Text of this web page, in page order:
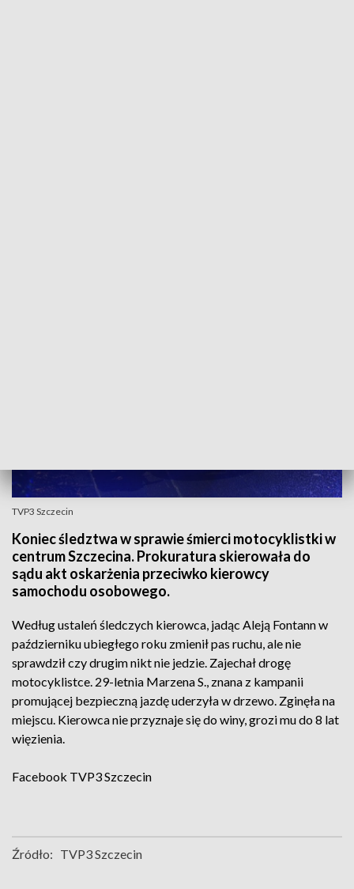
TVP3 Szczecin
Koniec śledztwa w sprawie śmierci motocyklistki w
centrum Szczecina. Prokuratura skierowała do
sądu akt oskarżenia przeciwko kierowcy
samochodu osobowego.
Według ustaleń śledczych kierowca, jadąc Aleją Fontann w
październiku ubiegłego roku zmienił pas ruchu, ale nie
sprawdził czy drugim nikt nie jedzie. Zajechał drogę
motocyklistce. 29-letnia Marzena S., znana z kampanii
promującej bezpieczną jazdę uderzyła w drzewo. Zginęła na
miejscu. Kierowca nie przyznaje się do winy, grozi mu do 8 lat
więzienia.
Facebook TVP3 Szczecin
Źródło: TVP3 Szczecin